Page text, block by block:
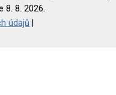
8. 8. 2026.
údajů